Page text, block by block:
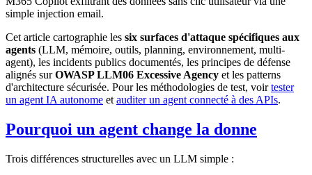
simple injection email.
Cet article cartographie les six surfaces d'attaque spécifiques aux
agents (LLM, mémoire, outils, planning, environnement, multi-
agent), les incidents publics documentés, les principes de défense
alignés surOWASP LLM06 Excessive Agency et les patterns
d'architecture sécurisée. Pour les méthodologies de test, voirtester
un agent IA autonome et auditer un agent connecté à des APIs.
Pourquoi un agent change la donne
Trois différences structurelles avec un LLM simple :